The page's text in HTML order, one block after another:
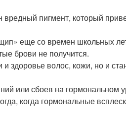
пигмент, который
еще со времен школьных
брови не получится.
здоровье волос, кожи, но и
или сбоев на гормональном
когда гормональные